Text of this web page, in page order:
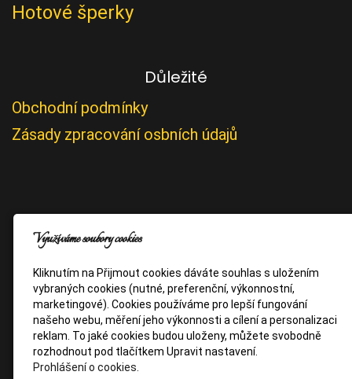
Hotové šperky
Důležité
Obchodní podmínky
Zásady zpracování osbních údajů
Využíváme soubory cookies
Kliknutím na Přijmout cookies dáváte souhlas s uložením
vybraných cookies (nutné, preferenční, výkonnostní,
marketingové). Cookies používáme pro lepší fungování
našeho webu, měření jeho výkonnosti a cílení a personalizaci
reklam. To jaké cookies budou uloženy, můžete svobodně
rozhodnout pod tlačítkem Upravit nastavení.
Prohlášení o cookies.